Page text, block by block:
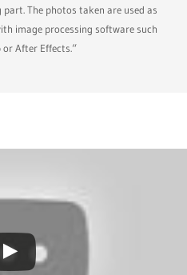
part. The photos taken are used as
image processing software such
After Effects.“